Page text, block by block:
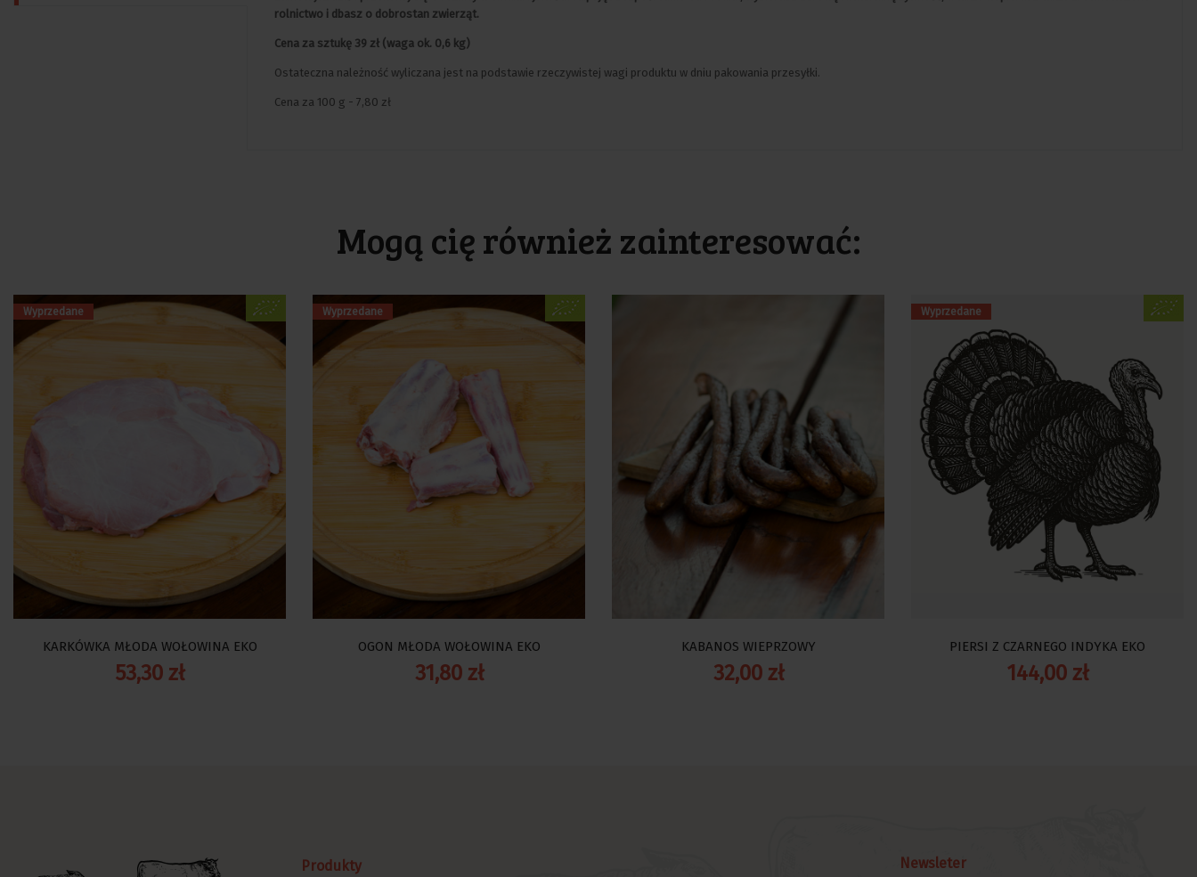
rolnictwo i dbasz o dobrostan zwierząt.
Cena za sztukę 39 zł (waga ok. 0,6 kg)
Ostateczna należność wyliczana jest na podstawie rzeczywistej wagi produktu w dniu pakowania przesyłki.
Cena za 100 g - 7,80 zł
Mogą cię również zainteresować:
Wyprzedane
Cena
KARKÓWKA MŁODA WOŁOWINA EKO
53,30 zł
Wyprzedane
OGON MŁODA WOŁOWINA EKO
31,80 zł
KABANOS WIEPRZOWY
32,00 zł
Wyprzedane
PIERSI Z CZARNEGO INDYKA EKO
144,00 zł
Produkty Newsleter